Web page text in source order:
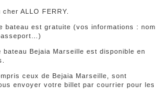
ALLO FERRY.
bateau est gratuite (vos informations : nom
Bejaia Marseille est disponible en
ceux de Bejaia Marseille, sont
envoyer votre billet par courrier pour les